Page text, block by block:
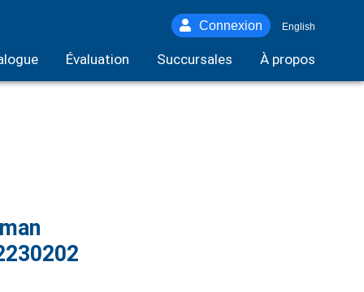
Connexion English
Évaluation Succursales À propos